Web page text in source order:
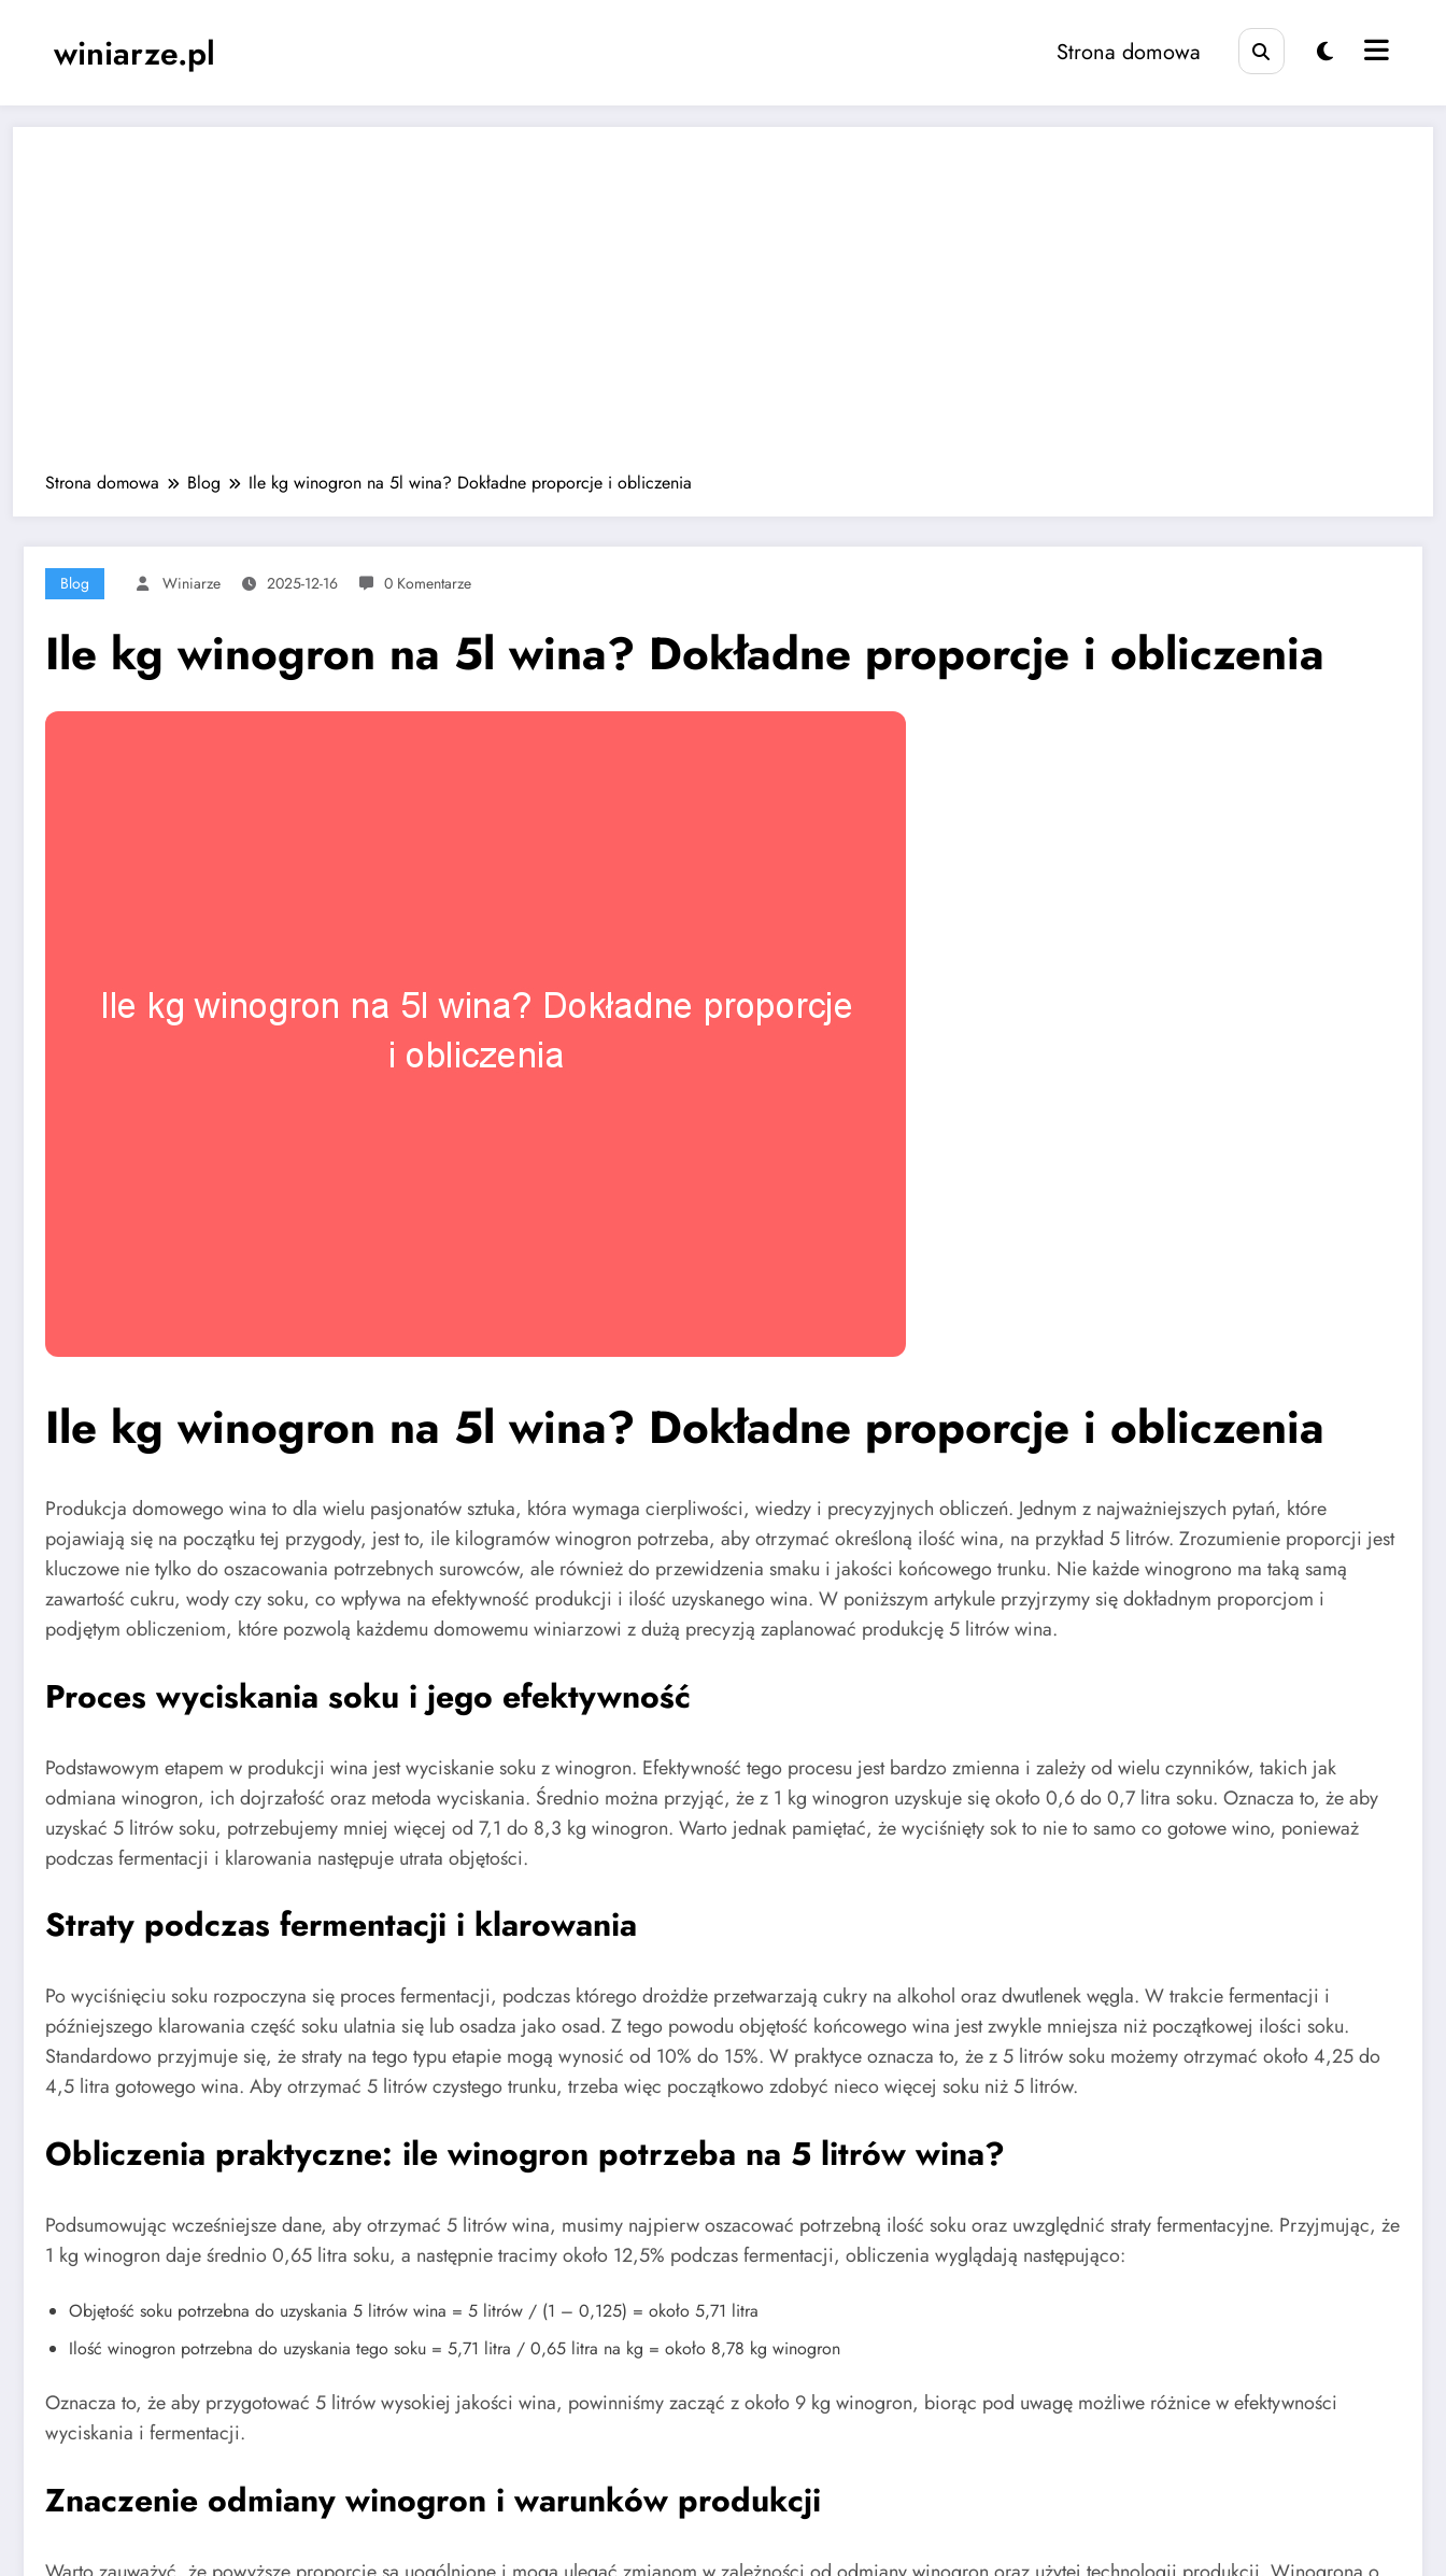
winiarze.pl Strona domowa
Strona domowa Blog Ile kg winogron na 5l wina? Dokładne proporcje i obliczenia
Blog Winiarze 2025-12-16 0 Komentarze
Ile kg winogron na 5l wina? Dokładne proporcje i obliczenia
Ile kg winogron na 5l wina? Dokładne proporcje i obliczenia
Produkcja domowego wina to dla wielu pasjonatów sztuka, która wymaga cierpliwości, wiedzy i precyzyjnych obliczeń. Jednym z najważniejszych pytań, które
pojawiają się na początku tej przygody, jest to, ile kilogramów winogron potrzeba, aby otrzymać określoną ilość wina, na przykład 5 litrów. Zrozumienie proporcji jest
kluczowe nie tylko do oszacowania potrzebnych surowców, ale również do przewidzenia smaku i jakości końcowego trunku. Nie każde winogrono ma taką samą
zawartość cukru, wody czy soku, co wpływa na efektywność produkcji i ilość uzyskanego wina. W poniższym artykule przyjrzymy się dokładnym proporcjom i
podjętym obliczeniom, które pozwolą każdemu domowemu winiarzowi z dużą precyzją zaplanować produkcję 5 litrów wina.
Proces wyciskania soku i jego efektywność
Podstawowym etapem w produkcji wina jest wyciskanie soku z winogron. Efektywność tego procesu jest bardzo zmienna i zależy od wielu czynników, takich jak
odmiana winogron, ich dojrzałość oraz metoda wyciskania. Średnio można przyjąć, że z 1 kg winogron uzyskuje się około 0,6 do 0,7 litra soku. Oznacza to, że aby
uzyskać 5 litrów soku, potrzebujemy mniej więcej od 7,1 do 8,3 kg winogron. Warto jednak pamiętać, że wyciśnięty sok to nie to samo co gotowe wino, ponieważ
podczas fermentacji i klarowania następuje utrata objętości.
Straty podczas fermentacji i klarowania
Po wyciśnięciu soku rozpoczyna się proces fermentacji, podczas którego drożdże przetwarzają cukry na alkohol oraz dwutlenek węgla. W trakcie fermentacji i
późniejszego klarowania część soku ulatnia się lub osadza jako osad. Z tego powodu objętość końcowego wina jest zwykle mniejsza niż początkowej ilości soku.
Standardowo przyjmuje się, że straty na tego typu etapie mogą wynosić od 10% do 15%. W praktyce oznacza to, że z 5 litrów soku możemy otrzymać około 4,25 do
4,5 litra gotowego wina. Aby otrzymać 5 litrów czystego trunku, trzeba więc początkowo zdobyć nieco więcej soku niż 5 litrów.
Obliczenia praktyczne: ile winogron potrzeba na 5 litrów wina?
Podsumowując wcześniejsze dane, aby otrzymać 5 litrów wina, musimy najpierw oszacować potrzebną ilość soku oraz uwzględnić straty fermentacyjne. Przyjmując, że
1 kg winogron daje średnio 0,65 litra soku, a następnie tracimy około 12,5% podczas fermentacji, obliczenia wyglądają następująco:
Objętość soku potrzebna do uzyskania 5 litrów wina = 5 litrów / (1 – 0,125) = około 5,71 litra
Ilość winogron potrzebna do uzyskania tego soku = 5,71 litra / 0,65 litra na kg = około 8,78 kg winogron
Oznacza to, że aby przygotować 5 litrów wysokiej jakości wina, powinniśmy zacząć z około 9 kg winogron, biorąc pod uwagę możliwe różnice w efektywności
wyciskania i fermentacji.
Znaczenie odmiany winogron i warunków produkcji